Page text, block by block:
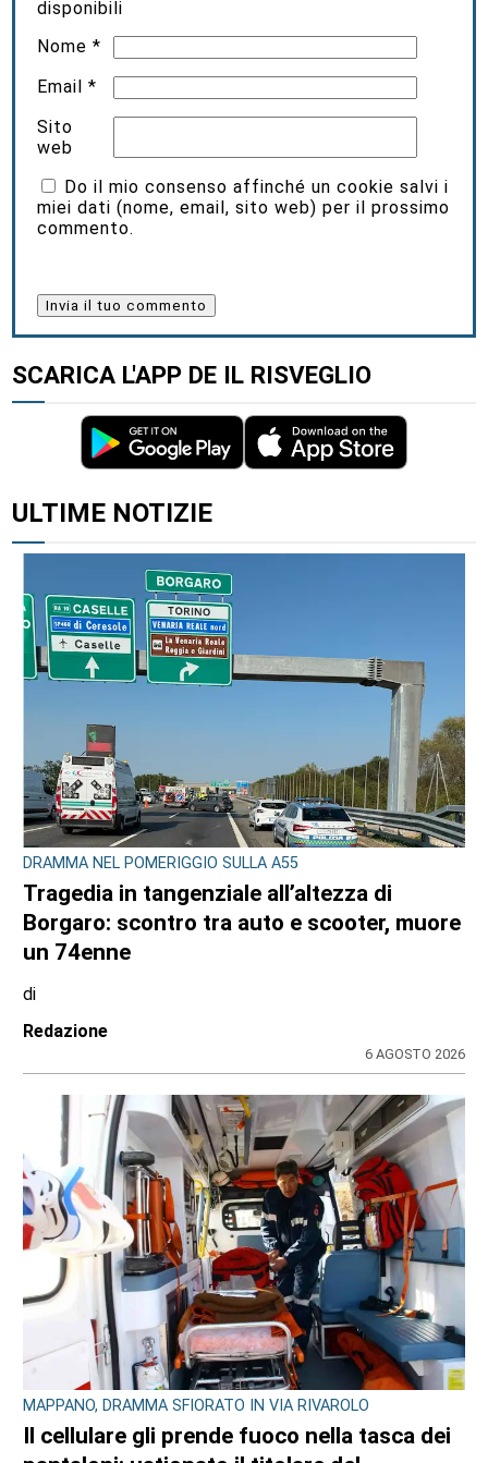
disponibili
Nome*
Email*
Sito
web
Do il mio consenso affinché un cookie salvi i
miei dati (nome, email, sito web) per il prossimo
commento.
SCARICA L'APP DE IL RISVEGLIO
ULTIME NOTIZIE
DRAMMA NEL POMERIGGIO SULLA A55
Tragedia in tangenziale all’altezza di
Borgaro: scontro tra auto e scooter, muore
un 74enne
di
Redazione
6 AGOSTO 2026
MAPPANO, DRAMMA SFIORATO IN VIA RIVAROLO
Il cellulare gli prende fuoco nella tasca dei